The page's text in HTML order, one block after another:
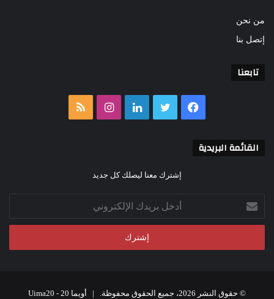
من نحن
إتصل بنا
تابعنا
فيسبوك تويتر لينكدإن انستقرام
القائمة البريدية
إشترك معنا ليصلك كل جديد
أدخل
بريدك
الإلكتروني
© حقوق النشر 2026، جميع الحقوق محفوظة. | أويما 20 - Uima20